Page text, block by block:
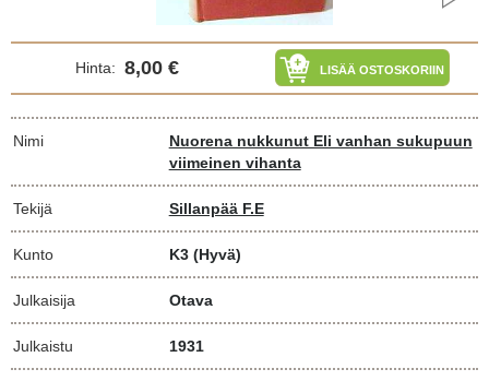
Hinta: 8,00 € LISÄÄ OSTOSKORIIN
Nimi
Nuorena nukkunut Eli vanhan sukupuun
viimeinen vihanta
Tekijä Sillanpää F.E
Kunto K3 (Hyvä)
Julkaisija Otava
Julkaistu 1931